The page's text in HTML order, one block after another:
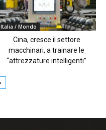
Italia / Mondo
Cina, cresce il settore
macchinari, a trainare le
“attrezzature intelligenti”